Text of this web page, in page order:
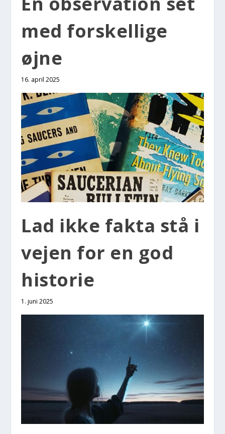
med for­skel­li­ge
øjne
16. april 2025
Lad ikke fak­ta stå i
vej­en for en god
histo­rie
1. juni 2025